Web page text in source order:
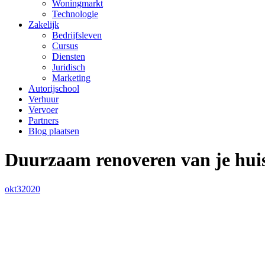
Woningmarkt
Technologie
Zakelijk
Bedrijfsleven
Cursus
Diensten
Juridisch
Marketing
Autorijschool
Verhuur
Vervoer
Partners
Blog plaatsen
Duurzaam renoveren van je
okt32020